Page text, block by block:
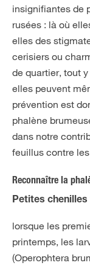
insignifiantes de
rusées : là où
elles des
cerisiers ou
de quartier, tout
elles peuvent
prévention est
phalène
dans notre
feuillus contre
Reconnaître la
Petites
lorsque les
printemps, les
(Operophtera